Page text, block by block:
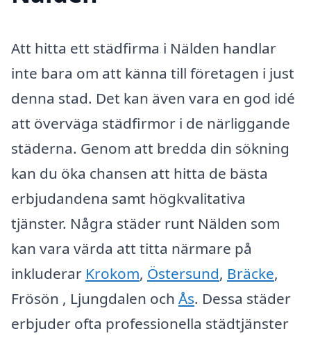
Att hitta ett städfirma i Nälden handlar
inte bara om att känna till företagen i just
denna stad. Det kan även vara en god idé
att överväga städfirmor i de närliggande
städerna. Genom att bredda din sökning
kan du öka chansen att hitta de bästa
erbjudandena samt högkvalitativa
tjänster. Några städer runt Nälden som
kan vara värda att titta närmare på
inkluderar Krokom, Östersund, Bräcke,
Frösön , Ljungdalen och Ås. Dessa städer
erbjuder ofta professionella städtjänster